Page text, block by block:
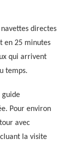
navettes directes
en 25 minutes
qui arrivent
temps.
guide
Pour environ
avec
la visite